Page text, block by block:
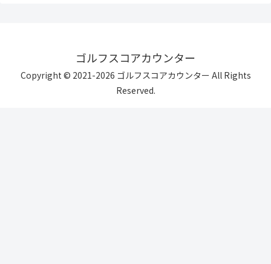
ゴルフスコアカウンター
Copyright © 2021-2026 ゴルフスコアカウンター All Rights
Reserved.